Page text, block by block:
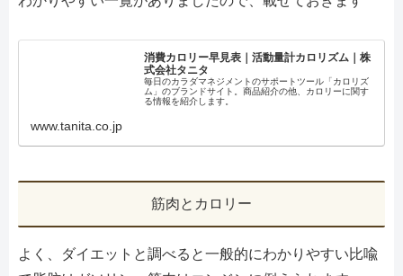
消費カロリー早見表｜活動量計カロリズム｜株
式会社タニタ
毎日のカラダマネジメントのサポートツール「カロリズ
ム」のブランドサイト。商品紹介の他、カロリーに関す
る情報を紹介します。
www.tanita.co.jp
筋肉とカロリー
よく、ダイエットと調べると一般的にわかりやすい比喩